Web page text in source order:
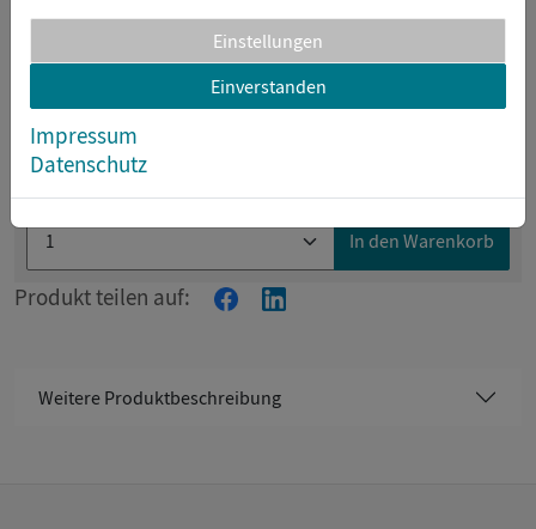
Einstellungen
Einverstanden
Impressum
Datenschutz
* Preis inkl. MwSt.
In den Warenkorb
Produkt teilen auf:
Weitere Produktbeschreibung